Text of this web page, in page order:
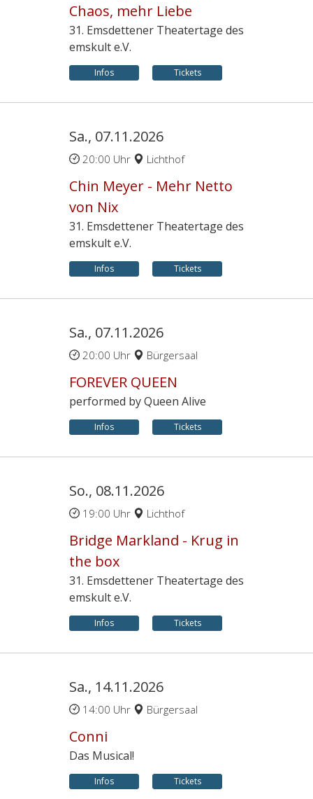
Chaos, mehr Liebe
31. Emsdettener Theatertage des
emskult e.V.
Infos Tickets
Sa., 07.11.2026
20:00 Uhr Lichthof
Chin Meyer - Mehr Netto
von Nix
31. Emsdettener Theatertage des
emskult e.V.
Infos Tickets
Sa., 07.11.2026
20:00 Uhr Bürgersaal
FOREVER QUEEN
performed by Queen Alive
Infos Tickets
So., 08.11.2026
19:00 Uhr Lichthof
Bridge Markland - Krug in
the box
31. Emsdettener Theatertage des
emskult e.V.
Infos Tickets
Sa., 14.11.2026
14:00 Uhr Bürgersaal
Conni
Das Musical!
Infos Tickets